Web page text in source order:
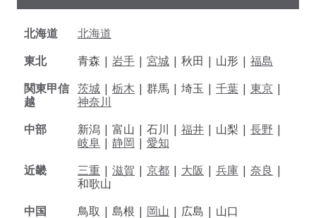
北海道
北海道
東北
青森 | 岩手 | 宮城 | 秋田 | 山形 | 福島
関東甲信
越
茨城 | 栃木 | 群馬 | 埼玉 | 千葉 | 東京 |
神奈川
中部
新潟 | 富山 | 石川 | 福井 | 山梨 | 長野 |
岐阜 | 静岡 | 愛知
近畿
三重 | 滋賀 | 京都 | 大阪 | 兵庫 | 奈良 |
和歌山
中国
鳥取 | 島根 | 岡山 | 広島 | 山口